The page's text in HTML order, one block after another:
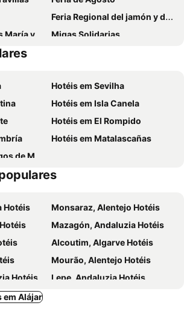
Posada de Cortegana
Apartamentos Sancho Iv
Feria Regional del jamón y del cerdo ibérico
y José
Migas Solidarias
Mártir
Labrador
Fregenal de la Sierra
Hotéis em Sevilha
Hotéis em Isla Canela
Hotéis em El Rompido
Hotéis em Matalascañas
Monsaraz
Hotéis
Monsaraz, Alentejo Hotéis
Mazagón, Andaluzia Hotéis
Alcoutim, Algarve Hotéis
Mourão, Alentejo Hotéis
Hotéis
Lepe, Andaluzia Hotéis
Hotéis
em Alájar